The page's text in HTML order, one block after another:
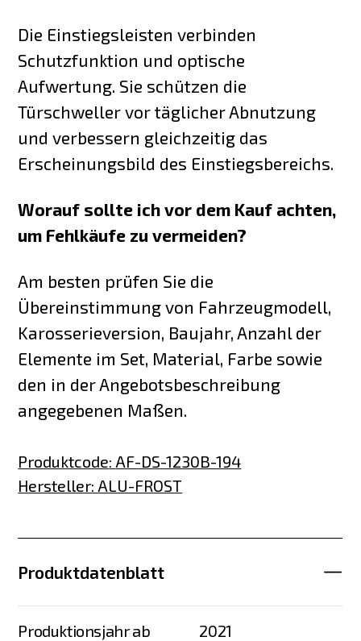
Die Einstiegsleisten verbinden
Schutzfunktion und optische
Aufwertung. Sie schützen die
Türschweller vor täglicher Abnutzung
und verbessern gleichzeitig das
Erscheinungsbild des Einstiegsbereichs.
Worauf sollte ich vor dem Kauf achten,
um Fehlkäufe zu vermeiden?
Am besten prüfen Sie die
Übereinstimmung von Fahrzeugmodell,
Karosserieversion, Baujahr, Anzahl der
Elemente im Set, Material, Farbe sowie
den in der Angebotsbeschreibung
angegebenen Maßen.
Produktcode: AF-DS-1230B-194
Hersteller: ALU-FROST
Produktdatenblatt
Produktionsjahr ab 2021